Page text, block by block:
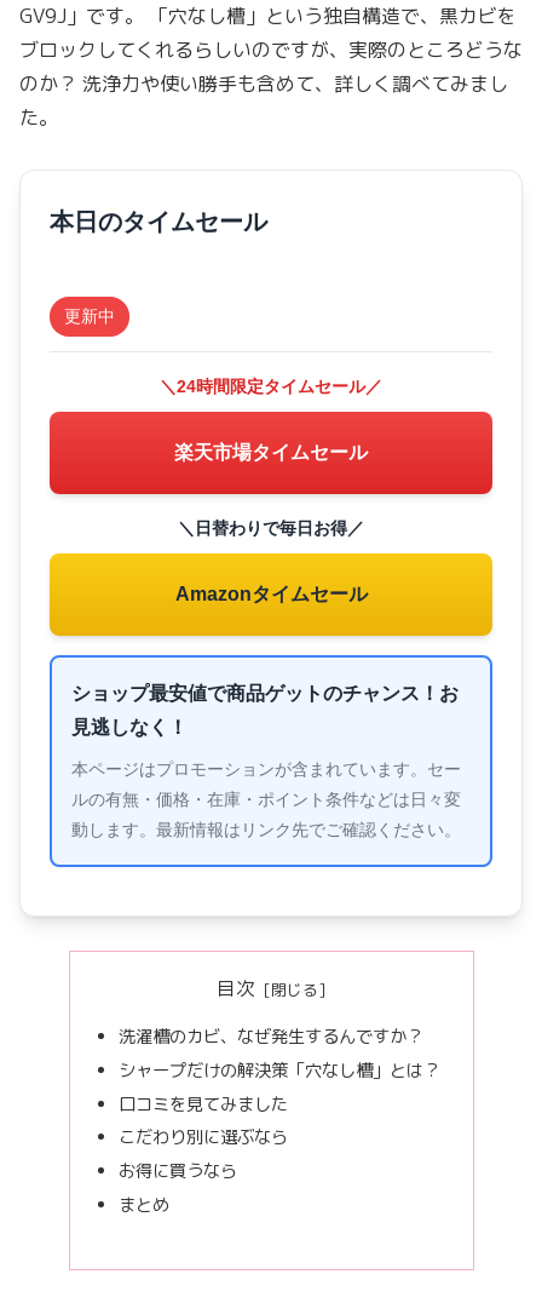
GV9J」です。 「穴なし槽」という独自構造で、黒カビを
ブロックしてくれるらしいのですが、実際のところどうな
のか？ 洗浄力や使い勝手も含めて、詳しく調べてみまし
た。
本日のタイムセール
更新中
＼24時間限定タイムセール／
楽天市場タイムセール
＼日替わりで毎日お得／
Amazonタイムセール
ショップ最安値で商品ゲットのチャンス！お
見逃しなく！
本ページはプロモーションが含まれています。セー
ルの有無・価格・在庫・ポイント条件などは日々変
動します。最新情報はリンク先でご確認ください。
目次
洗濯槽のカビ、なぜ発生するんですか？
シャープだけの解決策「穴なし槽」とは？
口コミを見てみました
こだわり別に選ぶなら
お得に買うなら
まとめ